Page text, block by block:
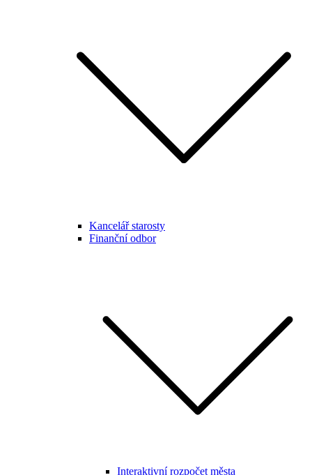
Kancelář starosty
Finanční odbor
Interaktivní rozpočet města